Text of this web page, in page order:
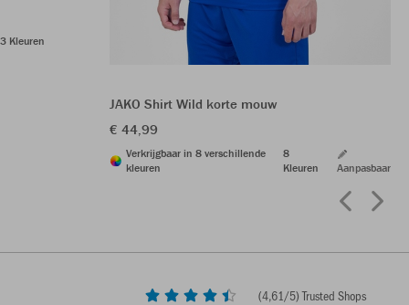
3 Kleuren
JAKO Shirt Wild korte mouw
€ 44,99
Verkrijgbaar in 8 verschillende
kleuren
8
Kleuren
Aanpasbaar
(4,61/5) Trusted Shops